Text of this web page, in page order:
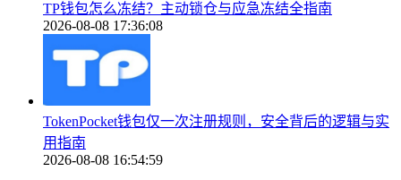
TP钱包怎么冻结？主动锁仓与应急冻结全指南
2026-08-08 17:36:08
TokenPocket钱包仅一次注册规则，安全背后的逻辑与实
用指南
2026-08-08 16:54:59